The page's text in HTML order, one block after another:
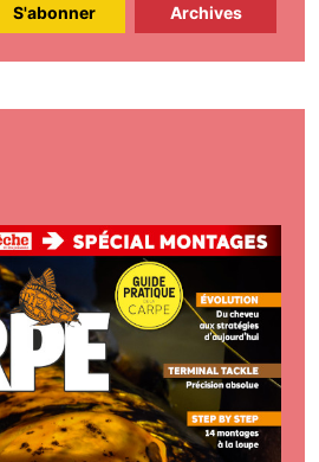
S'abonner Archives